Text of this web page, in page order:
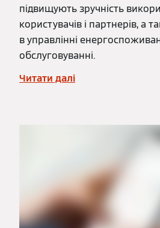
підвищують зручність
користувачів і партнерів, а
в управлінні
обслуговуванні.
Читати далі